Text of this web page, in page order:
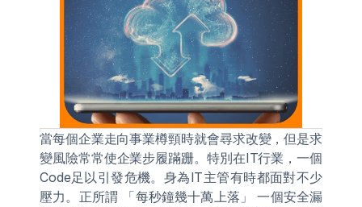
當每個企業走向事業樽頸時就會尋求改變，但是求
變風險常常使企業步履蹣跚。特別在IT行業，一個
Code足以引發危機。身為IT主管有時都面對不少
壓力。正所謂 「每秒鐘幾十萬上落」 一個安全漏